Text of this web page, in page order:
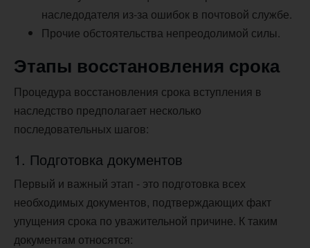
наследодателя из-за ошибок в почтовой службе.
Прочие обстоятельства непреодолимой силы.
Этапы восстановления срока
Процедура восстановления срока вступления в
наследство предполагает несколько
последовательных шагов:
1. Подготовка документов
Первый и важный этап - это подготовка всех
необходимых документов, подтверждающих факт
упущения срока по уважительной причине. К таким
документам относятся: